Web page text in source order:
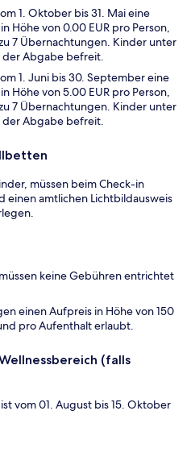
1. Oktober bis 31. Mai eine
Höhe von 0.00 EUR pro Person,
7 Übernachtungen. Kinder unter
der Abgabe befreit.
1. Juni bis 30. September eine
Höhe von 5.00 EUR pro Person,
7 Übernachtungen. Kinder unter
der Abgabe befreit.
müssen beim Check-in
einen amtlichen Lichtbildausweis
keine Gebühren entrichtet
einen Aufpreis in Höhe von 150
pro Aufenthalt erlaubt.
(falls
vom 01. August bis 15. Oktober